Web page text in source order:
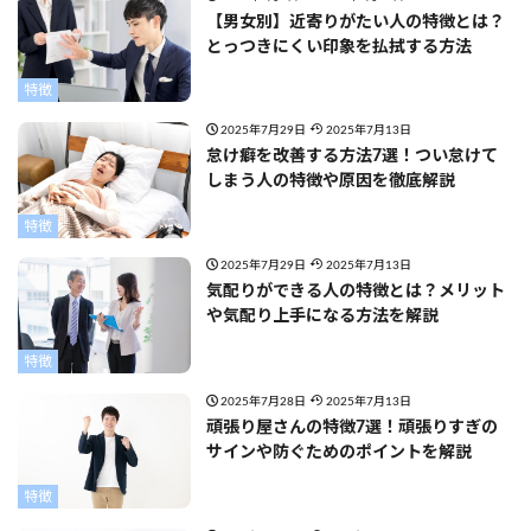
特徴
【男女別】近寄りがたい人の特徴とは？
とっつきにくい印象を払拭する方法
特徴
2025年7月29日 2025年7月13日
怠け癖を改善する方法7選！つい怠けて
しまう人の特徴や原因を徹底解説
特徴
2025年7月29日 2025年7月13日
気配りができる人の特徴とは？メリット
や気配り上手になる方法を解説
特徴
2025年7月28日 2025年7月13日
頑張り屋さんの特徴7選！頑張りすぎの
サインや防ぐためのポイントを解説